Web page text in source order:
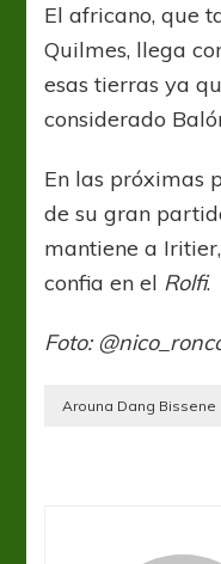
El africano, que
Quilmes, llega
esas tierras ya
considerado
En las próximas
de su gran
mantiene a
confia en el Rolfi.
Foto:
Arouna Dang Bissene